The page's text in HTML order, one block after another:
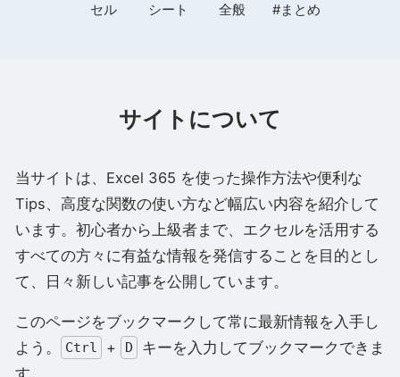
セル シート 全般 #まとめ
サイトについて
当サイトは、Excel 365 を使った操作方法や便利な
Tips、高度な関数の使い方など幅広い内容を紹介して
います。初心者から上級者まで、エクセルを活用する
すべての方々に有益な情報を発信することを目的とし
て、日々新しい記事を公開しています。
このページをブックマークして常に最新情報を入手し
よう。
Ctrl + D
キーを入力してブックマークできま
す。